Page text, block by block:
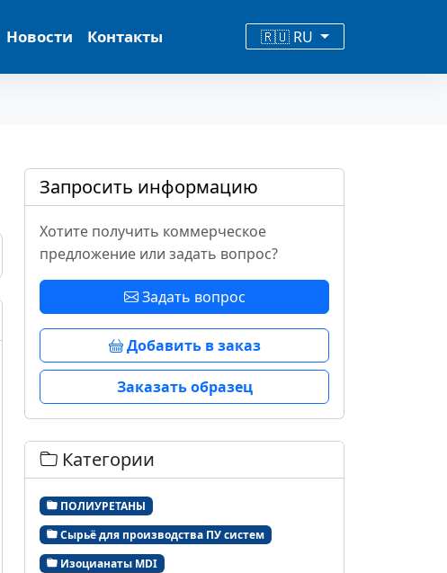
Новости Контакты 🇷🇺 RU
Запросить информацию
Хотите получить коммерческое
предложение или задать вопрос?
Задать вопрос
Добавить в заказ
Заказать образец
Категории
ПОЛИУРЕТАНЫ
Сырьё для производства ПУ систем
Изоцианаты MDI